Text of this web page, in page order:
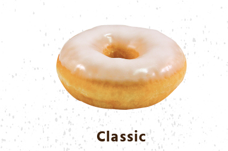
White
Menge
Classic